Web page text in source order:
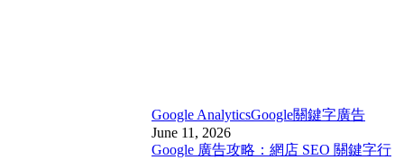
Google AnalyticsGoogle關鍵字廣告
June 11, 2026
Google 廣告攻略：網店 SEO 關鍵字行